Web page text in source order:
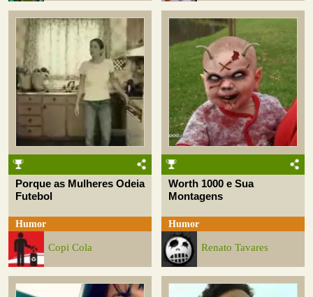
Porque as Mulheres Odeia
Futebol
Humor
Copi Cola
Worth 1000 e Sua
Montagens
Humor
Renato Tavares